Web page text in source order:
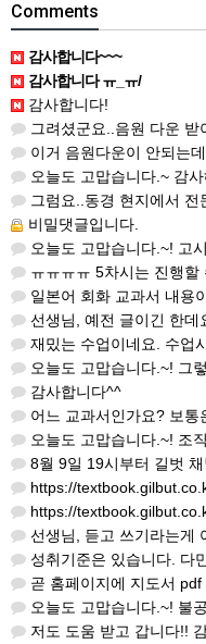
Comments
감사합니다~~~
감사합니다 ㅠ_ㅠ/
감사합니다!
그려셨군요..음원 다운 받아서 올
이거 음원다운이 안되는
오늘도 고맙습니다.~ 감
그럼요..동경 현지에서 전문
비밀댓글입니다.
오늘도 고맙습니다.~! 고시엔 개
ㅠㅠㅠㅠ 5차시는 진행할 수 있
일본어 회화 교과서 내용이 많이 겹치나요? 저는
선생님, 예전 글이긴 한데요. 혹시 모둠은 어떤
재밌는 수업이네요. 수업
오늘도 고맙습니다.~! 그렇네요. 가고 싶
감사합니다^^
어느 교과서인가요? 보통
오늘도 고맙습니다.~! 조직을 이끄는 것이 얼마
8월 9일 19시부터 길벗 채널에서 일본어 회화
https://
https://
선생님, 듣고 쓰기라는게 어떤건가요? 예상문장
성취기준은 있습니다. 다만 자세하지 않아서 교과
곧 홈페이지에 지도서 pdf 업로드한다고 합니
오늘도 고맙습니다.~! 불
저도 도움 받고 갑니다!!